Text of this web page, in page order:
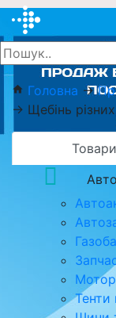
home Головна →
→ Щебінь
Товари
Тенти